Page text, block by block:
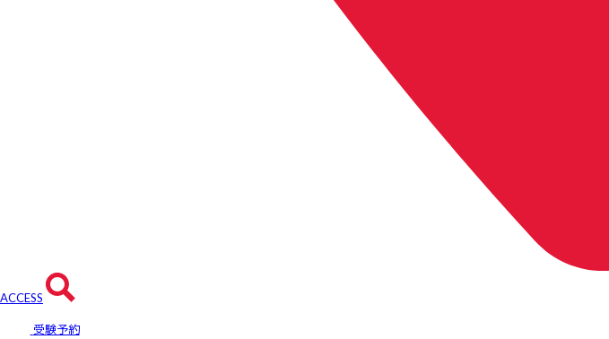
ACCESS
受験予約